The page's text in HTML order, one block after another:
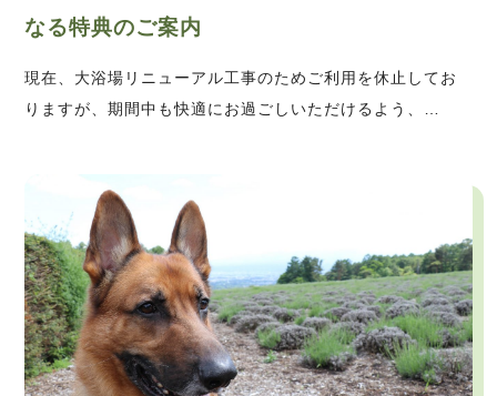
なる特典のご案内
現在、大浴場リニューアル工事のためご利用を休止してお
りますが、期間中も快適にお過ごしいただけるよう、…